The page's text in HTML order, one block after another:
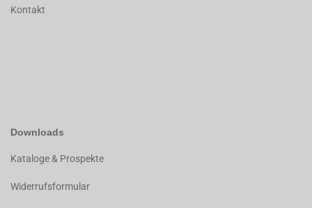
Kontakt
Downloads
Kataloge & Prospekte
Widerrufsformular